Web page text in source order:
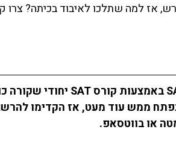
אז למה שתלכו לאיבוד בכיתה? צרו
קורס SAT יחודי
שקורה
ממש עוד מעט, אז הקדימו
או בווטסאפ.